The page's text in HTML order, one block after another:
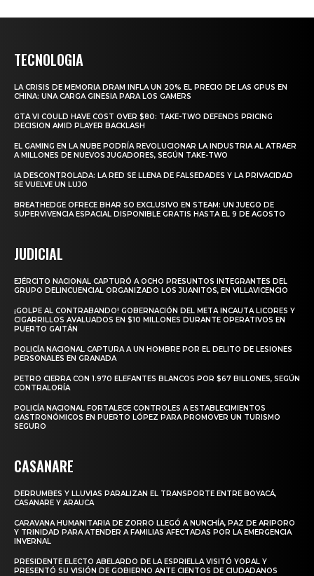
TECNOLOGIA
LA CRISIS DE MEMORIA DRAM INFLA UN 20% EL PRECIO DE LAS GPUS EN
CHINA: UNA CARGA GINESIA PARA LOS GAMERS
GTA VI COULD HAVE COST OVER $80: TAKE-TWO DEFENDS PRICING
DECISION AMID PLAYER BACKLASH
EL GAMING EN LA NUBE PODRÍA REVOLUCIONAR LA INDUSTRIA AL ATRAER
A MILLONES DE NUEVOS JUGADORES, SEGÚN TAKE-TWO
IA DESCONTROLADA: LA RED SE LLENA DE FALSEDADES Y LA PRIVACIDAD
SE VUELVE UN LUJO
BREATHEDGE OFRECE BHAR SO EXCLUSIVO EN STEAM: UN JUEGO DE
SUPERVIVENCIA ESPACIAL DISPONIBLE GRATIS HASTA EL 9 DE AGOSTO
JUDICIAL
EJÉRCITO NACIONAL CAPTURÓ A OCHO PRESUNTOS INTEGRANTES DEL
GRUPO DELINCUENCIAL ORGANIZADO LOS JUANITOS, EN VILLAVICENCIO
¡GOLPE AL CONTRABANDO! GOBERNACIÓN DEL META INCAUTA LICORES Y
CIGARRILLOS AVALUADOS EN $10 MILLONES DURANTE OPERATIVOS EN
PUERTO GAITÁN
POLICÍA NACIONAL CAPTURA A UN HOMBRE POR EL DELITO DE LESIONES
PERSONALES EN GRANADA
PETRO CIERRA CON 1.970 ELEFANTES BLANCOS POR $67 BILLONES, SEGÚN
CONTRALORÍA
POLICÍA NACIONAL FORTALECE CONTROLES A ESTABLECIMIENTOS
GASTRONÓMICOS EN PUERTO LÓPEZ PARA PROMOVER UN TURISMO
SEGURO
CASANARE
DERRUMBES Y LLUVIAS PARALIZAN EL TRANSPORTE ENTRE BOYACÁ,
CASANARE Y ARAUCA
CARAVANA HUMANITARIA DE ZORRO LLEGÓ A NUNCHÍA, PAZ DE ARIPORO
Y TRINIDAD PARA ATENDER A FAMILIAS AFECTADAS POR LA EMERGENCIA
INVERNAL
PRESIDENTE ELECTO ABELARDO DE LA ESPRIELLA VISITÓ YOPAL Y
PRESENTÓ SU VISIÓN DE GOBIERNO ANTE CIENTOS DE CIUDADANOS